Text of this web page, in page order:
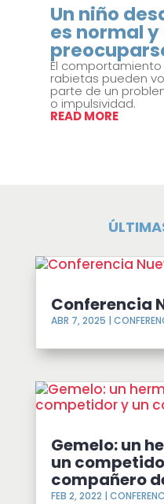
Un niño
es normal
El
rabietas pueden
parte de un
o impulsividad.
READ MORE
Conferencia
ABR 7, 2025 |
Gemelo: un
un
compañero
FEB 2, 2022 |